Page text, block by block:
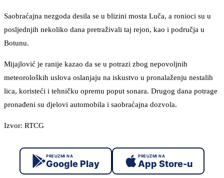
Saobraćajna nezgoda desila se u blizini mosta Luča, a ronioci su u
posljednjih nekoliko dana pretraživali taj rejon, kao i područja u
Botunu.
Mijajlović je ranije kazao da se u potrazi zbog nepovoljnih
meteoroloških uslova oslanjaju na iskustvo u pronalaženju nestalih
lica, koristeći i tehničku opremu poput sonara. Drugog dana potrage
pronađeni su djelovi automobila i saobraćajna dozvola.
Izvor: RTCG
PREUZMI NA
Google Play
PREUZMI NA
App Store-u